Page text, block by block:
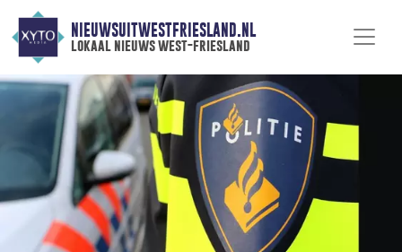
NIEUWSUITWESTFRIESLAND.NL
lokaal nieuws west-friesland